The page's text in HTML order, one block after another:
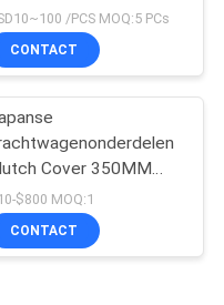
EURO 4 10
/PCS MOQ:5 PCs
CONTACT
Cover 350MM
2621 HNC540
HINO 500 RANGER
J08C J08CT te
$800 MOQ:1
CONTACT